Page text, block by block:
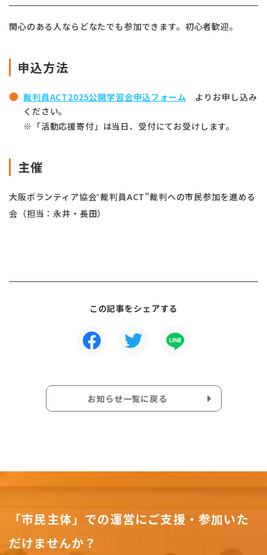
関心のある人ならどなたでも参加できます。初心者歓迎。
申込方法
裁判員ACT2025公開学習会申込フォーム よりお申し込み
ください。
※「活動応援寄付」は当日、受付にてお受けします。
主催
大阪ボランティア協会‟裁判員ACT”裁判への市民参加を進める
会（担当：永井・長田）
この記事をシェアする
お知らせ一覧に戻る
「市民主体」での運営にご支援・参加いた
だけませんか？